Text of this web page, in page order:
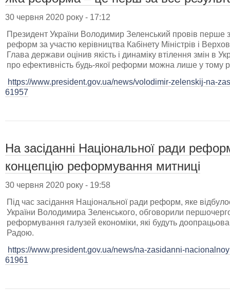
30 червня 2020 року - 17:12
Президент України Володимир Зеленський провів перше
реформ за участю керівництва Кабінету Міністрів і
Глава держави оцінив якість і динаміку втілення змін в
про ефективність будь-якої реформи можна лише у тому
https://www.president.gov.ua/news/volodimir-zelenskij-na-
61957
На засіданні Національної ради
концепцію реформування митниці
30 червня 2020 року - 19:58
Під час засідання Національної ради реформ, яке
України Володимира Зеленського, обговорили
реформування галузей економіки, які будуть
Радою.
https://www.president.gov.ua/news/na-zasidanni-
61961